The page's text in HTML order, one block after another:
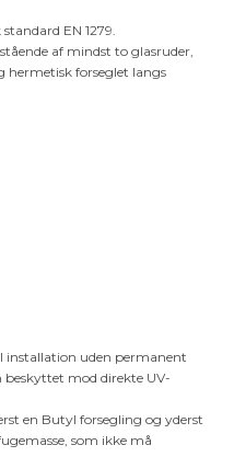
EN 1279.
af mindst to glasruder,
hermetisk forseglet langs
installation uden permanent
mod direkte UV-
en Butyl forsegling og yderst
som ikke må